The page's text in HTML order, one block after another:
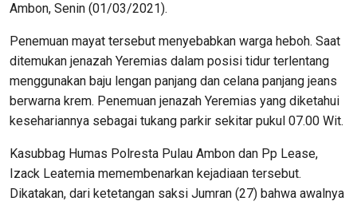
Ambon, Senin (01/03/2021).
Penemuan mayat tersebut menyebabkan warga heboh. Saat
ditemukan jenazah Yeremias dalam posisi tidur terlentang
menggunakan baju lengan panjang dan celana panjang jeans
berwarna krem. Penemuan jenazah Yeremias yang diketahui
kesehariannya sebagai tukang parkir sekitar pukul 07.00 Wit.
Kasubbag Humas Polresta Pulau Ambon dan Pp Lease,
Izack Leatemia memembenarkan kejadiaan tersebut.
Dikatakan, dari ketetangan saksi Jumran (27) bahwa awalnya